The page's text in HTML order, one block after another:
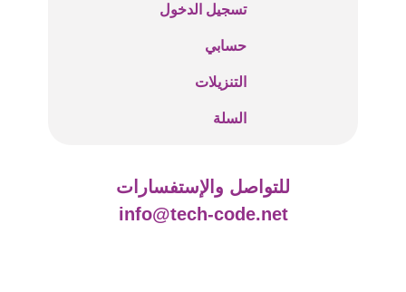
تسجيل الدخول
حسابي
التنزيلات
السلة
للتواصل والإستفسارات
info@tech-code.net